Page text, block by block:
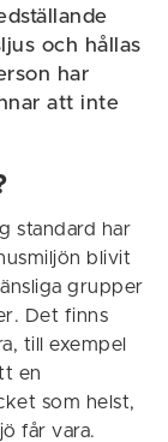
och hållas
har
att inte
standard har
blivit
grupper
Det finns
till exempel
en
som helst,
får vara.